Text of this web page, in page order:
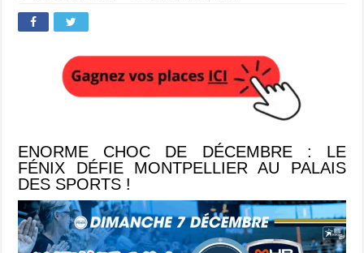
ENORME CHOC DE DÉCEMBRE : LE
FÉNIX DÉFIE MONTPELLIER AU PALAIS
DES SPORTS !